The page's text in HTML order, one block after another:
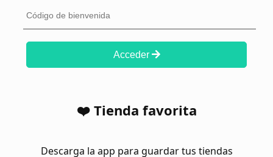
Acceder
❤️ Tienda favorita
Descarga la app para guardar tus tiendas